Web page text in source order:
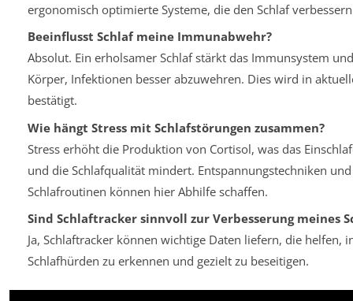
ergonomisch optimierte Systeme, die den Schlaf
Beeinflusst Schlaf meine Immunabwehr?
Absolut. Ein erholsamer Schlaf stärkt das Immunsystem
Körper, Infektionen besser abzuwehren. Dies wird in
bestätigt.
Wie hängt Stress mit Schlafstörungen zusammen?
Stress erhöht die Produktion von Cortisol, was das
und die Schlafqualität mindert. Entspannungstechniken
Schlafroutinen können hier Abhilfe schaffen.
Sind Schlaftracker sinnvoll zur Verbesserung meines
Ja, Schlaftracker können wichtige Daten liefern, die helfen,
Schlafhürden zu erkennen und gezielt zu beseitigen.